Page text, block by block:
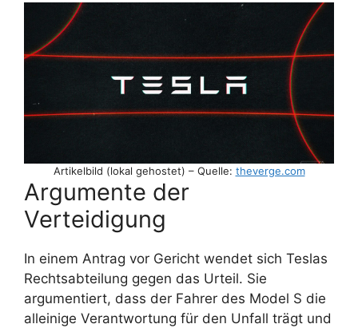
Artikelbild (lokal gehostet) – Quelle: theverge.com
Argumente der
Verteidigung
In einem Antrag vor Gericht wendet sich Teslas
Rechtsabteilung gegen das Urteil. Sie
argumentiert, dass der Fahrer des Model S die
alleinige Verantwortung für den Unfall trägt und